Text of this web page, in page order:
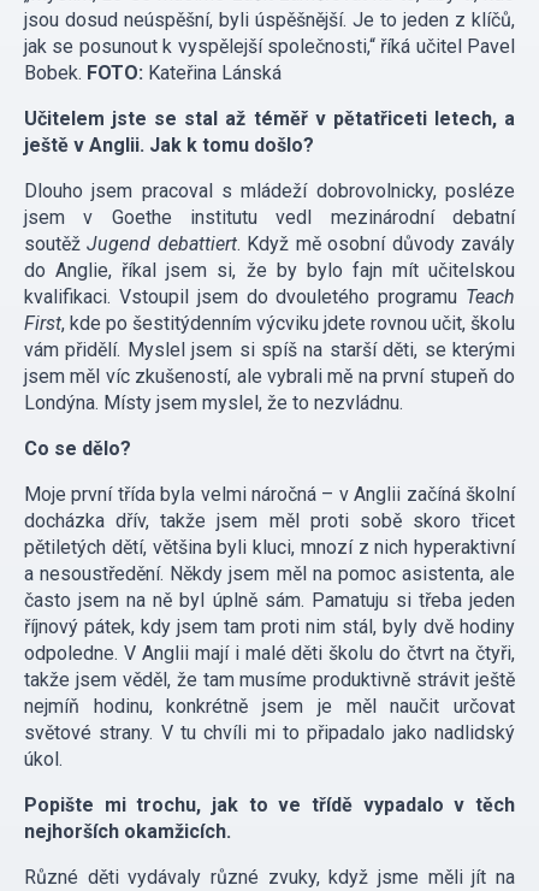
jsou dosud neúspěšní, byli úspěšnější. Je to jeden z klíčů,
jak se posunout k vyspělejší společnosti,“ říká učitel Pavel
Bobek. FOTO: Kateřina Lánská
Učitelem jste se stal až téměř v pětatřiceti letech, a
ještě v Anglii. Jak k tomu došlo?
Dlouho jsem pracoval s mládeží dobrovolnicky, posléze
jsem v Goethe institutu vedl mezinárodní debatní
soutěžJugend debattiert. Když mě osobní důvody zavály
do Anglie, říkal jsem si, že by bylo fajn mít učitelskou
kvalifikaci. Vstoupil jsem do dvouletého programu Teach
First, kde po šestitýdenním výcviku jdete rovnou učit, školu
vám přidělí. Myslel jsem si spíš na starší děti, se kterými
jsem měl víc zkušeností, ale vybrali mě na první stupeň do
Londýna. Místy jsem myslel, že to nezvládnu.
Co se dělo?
Moje první třída byla velmi náročná – v Anglii začíná školní
docházka dřív, takže jsem měl proti sobě skoro třicet
pětiletých dětí, většina byli kluci, mnozí z nich hyperaktivní
a nesoustředění. Někdy jsem měl na pomoc asistenta, ale
často jsem na ně byl úplně sám. Pamatuju si třeba jeden
říjnový pátek, kdy jsem tam proti nim stál, byly dvě hodiny
odpoledne. V Anglii mají i malé děti školu do čtvrt na čtyři,
takže jsem věděl, že tam musíme produktivně strávit ještě
nejmíň hodinu, konkrétně jsem je měl naučit určovat
světové strany. V tu chvíli mi to připadalo jako nadlidský
úkol.
Popište mi trochu, jak to ve třídě vypadalo v těch
nejhorších okamžicích.
Různé děti vydávaly různé zvuky, když jsme měli jít na